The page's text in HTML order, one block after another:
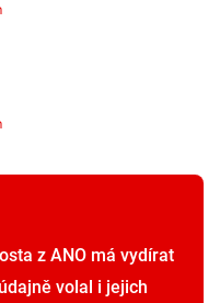
z ANO má vydírat
volal i jejich